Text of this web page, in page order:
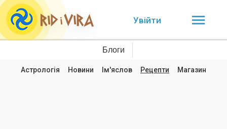
Увійти
Блоги
Астрологія Новини Ім'яслов Рецепти Магазин